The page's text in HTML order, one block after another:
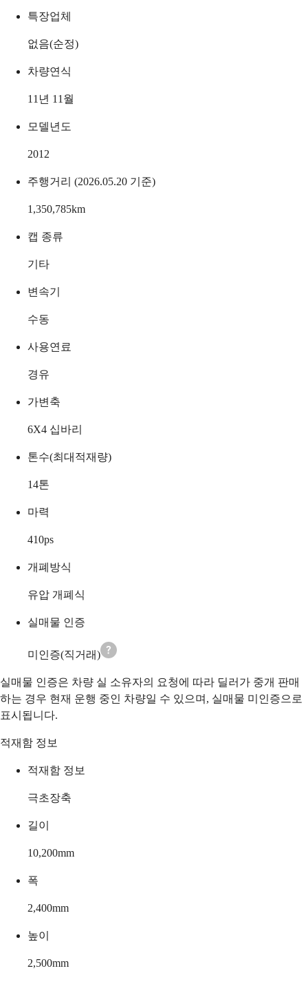
특장업체
없음(순정)
차량연식
11년 11월
모델년도
2012
주행거리 (2026.05.20 기준)
1,350,785km
캡 종류
기타
변속기
수동
사용연료
경유
가변축
6X4 십바리
톤수(최대적재량)
14톤
마력
410ps
개폐방식
유압 개폐식
실매물 인증
미인증(직거래)
실매물 인증은 차량 실 소유자의 요청에 따라 딜러가 중개 판매
하는 경우 현재 운행 중인 차량일 수 있으며, 실매물 미인증으로
표시됩니다.
적재함 정보
적재함 정보
극초장축
길이
10,200mm
폭
2,400mm
높이
2,500mm